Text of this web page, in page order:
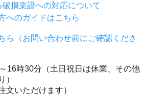
損楽譜への対応について
へのガイドはこちら
ら（お問い合わせ前にご確認くださ
16時30分（土日祝日は休業、その他
）
いただけます）